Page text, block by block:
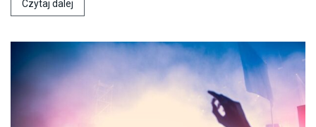
Czytaj dalej